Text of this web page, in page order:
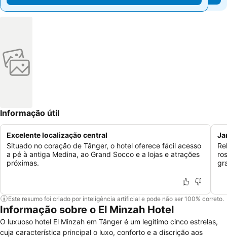
Informação útil
Excelente localização central
Situado no coração de Tânger, o hotel oferece fácil acesso
a pé à antiga Medina, ao Grand Socco e a lojas e atrações
próximas.
Este resumo foi criado por inteligência artificial e pode não ser 100% correto.
Informação sobre o El Minzah Hotel
O luxuoso hotel El Minzah em Tânger é um legítimo cinco estrelas,
cuja característica principal o luxo, conforto e a discrição aos